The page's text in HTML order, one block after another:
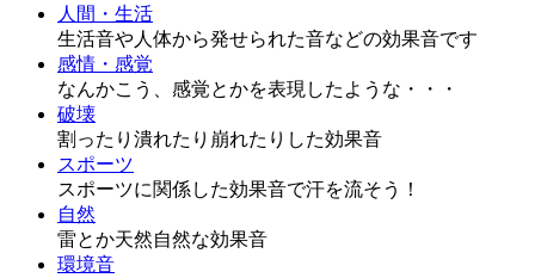
人間・生活
生活音や人体から発せられた音などの効果音です
感情・感覚
なんかこう、感覚とかを表現したような・・・
破壊
割ったり潰れたり崩れたりした効果音
スポーツ
スポーツに関係した効果音で汗を流そう！
自然
雷とか天然自然な効果音
環境音